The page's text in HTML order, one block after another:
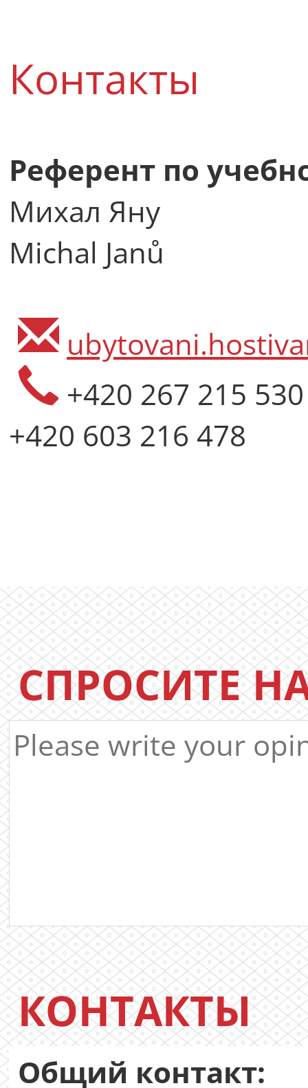
Контакты
Референт по
Михал Яну
Michal Janů
+420 267 215 530
+420 603 216 478
СПРОСИТЕ
КОНТАКТЫ
Общий контакт: